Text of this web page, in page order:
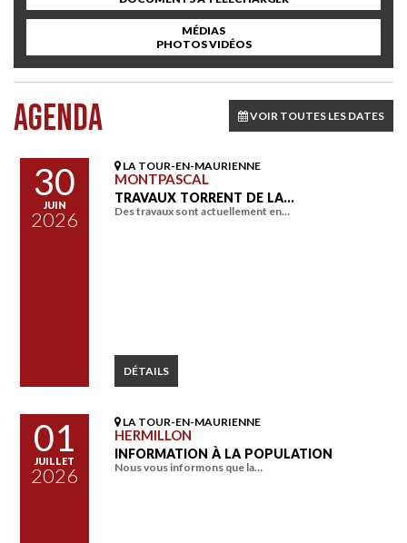
MÉDIAS
PHOTOS VIDÉOS
AGENDA VOIR TOUTES LES DATES
30
JUIN
2026
LA TOUR-EN-MAURIENNE
MONTPASCAL
TRAVAUX TORRENT DE LA…
Des travaux sont actuellement en…
DÉTAILS
01
JUILLET
2026
LA TOUR-EN-MAURIENNE
HERMILLON
INFORMATION À LA POPULATION
Nous vous informons que la…